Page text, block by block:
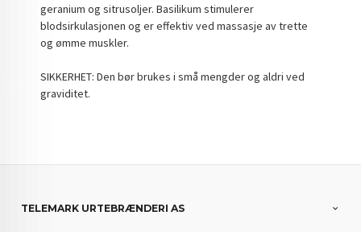
geranium og sitrusoljer. Basilikum stimulerer
blodsirkulasjonen og er effektiv ved massasje av trette
og ømme muskler.
SIKKERHET: Den bør brukes i små mengder og aldri ved
graviditet.
TELEMARK URTEBRÆNDERI AS